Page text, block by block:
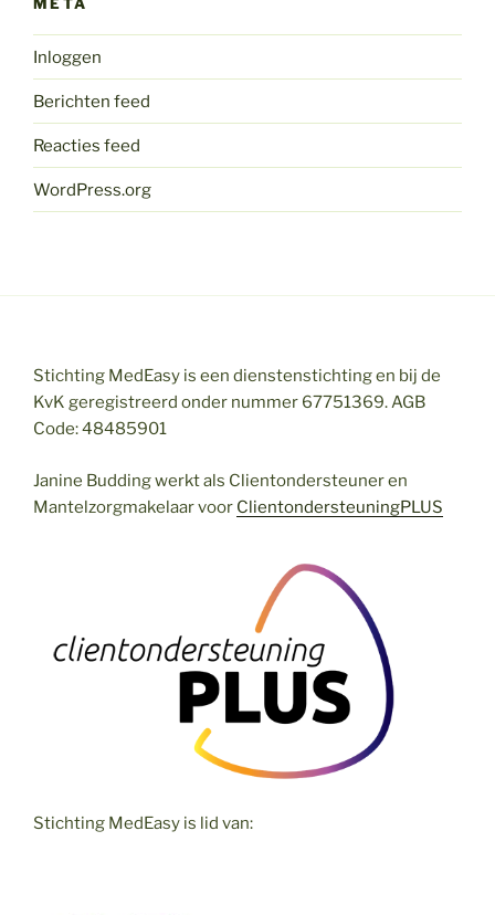
Inloggen
Berichten feed
Reacties feed
WordPress.org
Stichting MedEasy is een dienstenstichting en bij de
KvK geregistreerd onder nummer 67751369. AGB
Code: 48485901
Janine Budding werkt als Clientondersteuner en
Mantelzorgmakelaar voor ClientondersteuningPLUS
Stichting MedEasy is lid van: